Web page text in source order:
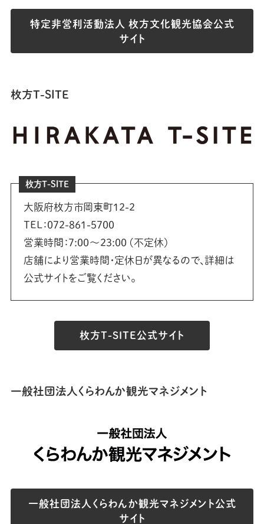
特定非営利活動法人 枚方文化観光協会公式
サイト
枚方T-SITE
枚方T-SITE
大阪府枚方市岡東町12-2
TEL：072-861-5700
営業時間：7:00～23:00 (不定休)
店舗により営業時間・定休日が異なるので、詳細は
公式サイトをご覧ください。
枚方T-SITE公式サイト
一般社団法人くらわんか観光マネジメント
一般社団法人くらわんか観光マネジメント公式
サイト